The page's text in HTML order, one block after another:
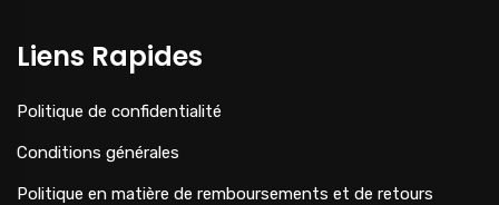
Liens Rapides
Politique de confidentialité
Conditions générales
Politique en matière de remboursements et de retours